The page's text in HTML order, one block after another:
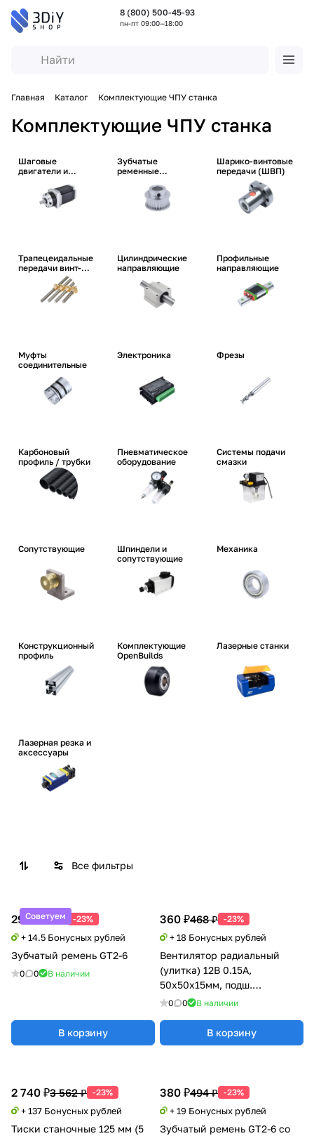
8 (800) 500-45-93
пн-пт 09:00—18:00
Главная Каталог Комплектующие ЧПУ станка
Комплектующие ЧПУ станка
Шаговые
двигатели и
Зубчатые
ременные
Шарико-винтовые
передачи (ШВП)
Трапецеидальные
передачи винт-
Цилиндрические
направляющие
Профильные
направляющие
Муфты
соединительные
Электроника Фрезы
Карбоновый
профиль / трубки
Пневматическое
оборудование
Системы подачи
смазки
Сопутствующие
Шпиндели и
сопутствующие
Механика
Конструкционный
профиль
Комплектующие
OpenBuilds
Лазерные станки
Лазерная резка и
аксессуары
Все фильтры
Советуем
290 ₽377 ₽ -23%
+ 14.5 Бонусных рублей
Зубчатый ремень GT2-6
0 0 В наличии
В корзину
360 ₽468 ₽ -23%
+ 18 Бонусных рублей
Вентилятор радиальный
(улитка) 12В 0.15А,
50х50х15мм, подш.
скольжения, Xinyujie
0 0 В наличии
В корзину
2 740 ₽3 562 ₽ -23%
+ 137 Бонусных рублей
Тиски станочные 125 мм (5
380 ₽494 ₽ -23%
+ 19 Бонусных рублей
Зубчатый ремень GT2-6 со